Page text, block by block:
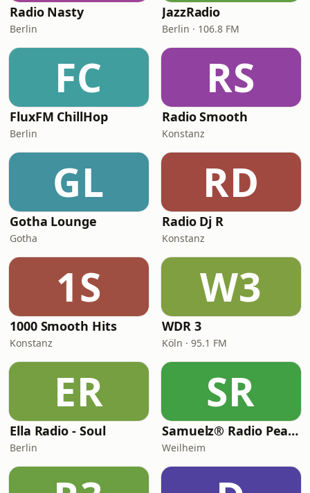
Radio Nasty
Berlin
JazzRadio
Berlin · 106.8 FM
FC
FluxFM ChillHop
Berlin
RS
Radio Smooth
Konstanz
GL
Gotha Lounge
Gotha
RD
Radio Dj R
Konstanz
1S
1000 Smooth Hits
Konstanz
W3
WDR 3
Köln · 95.1 FM
ER
Ella Radio - Soul
Berlin
SR
Samuelz® Radio Peace & Excellence 24/7
Weilheim